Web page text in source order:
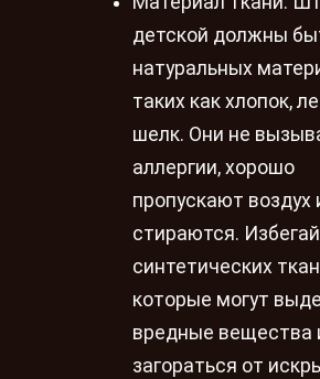
детской должны
натуральных
таких как хлопок,
шелк. Они не
аллергии, хорошо
пропускают воздух
стираются.
синтетических
которые могут
вредные вещества
загораться от